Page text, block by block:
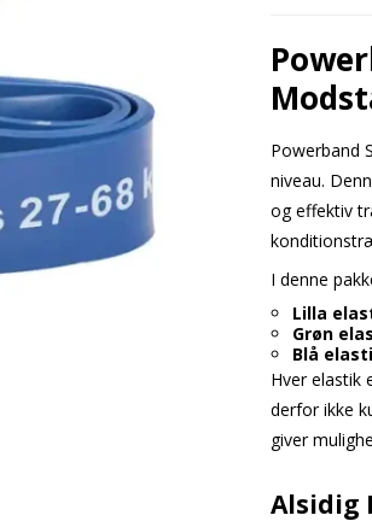
Powerband
niveau.
og effektiv
I denne
Lilla
Grøn
Blå
Hver elastik
derfor ikke
giver
Alsidig